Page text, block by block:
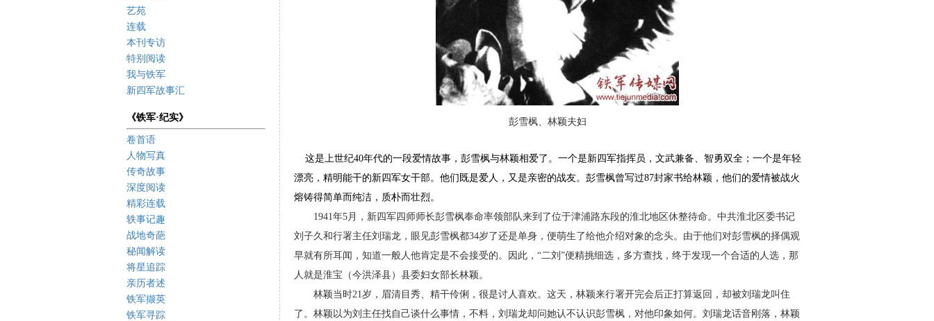
艺苑
连载
本刊专访
特别阅读
我与铁军
新四军故事汇
《铁军·纪实》
卷首语
人物写真
传奇故事
深度阅读
精彩连载
轶事记趣
战地奇葩
秘闻解读
将星追踪
亲历者述
铁军撷英
铁军寻踪
彭雪枫、林颖夫妇
这是上世纪40年代的一段爱情故事，彭雪枫与林颖相爱了。一个是新四军指挥员，文武兼备、智勇双全；一个是年轻
漂亮，精明能干的新四军女干部。他们既是爱人，又是亲密的战友。彭雪枫曾写过87封家书给林颖，他们的爱情被战火
熔铸得简单而纯洁，质朴而壮烈。
1941年5月，新四军四师师长彭雪枫奉命率领部队来到了位于津浦路东段的淮北地区休整待命。中共淮北区委书记
刘子久和行署主任刘瑞龙，眼见彭雪枫都34岁了还是单身，便萌生了给他介绍对象的念头。由于他们对彭雪枫的择偶观
早就有所耳闻，知道一般人他肯定是不会接受的。因此，“二刘”便精挑细选，多方查找，终于发现一个合适的人选，那
人就是淮宝（今洪泽县）县委妇女部长林颖。
林颖当时21岁，眉清目秀、精干伶俐，很是讨人喜欢。这天，林颖来行署开完会后正打算返回，却被刘瑞龙叫住
了。林颖以为刘主任找自己谈什么事情，不料，刘瑞龙却问她认不认识彭雪枫，对他印象如何。刘瑞龙话音刚落，林颖